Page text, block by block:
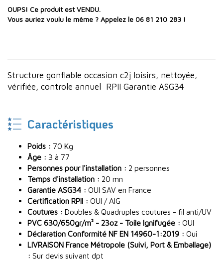
OUPS! Ce produit est VENDU.
Vous auriez voulu le même ? Appelez le 06 81 210 283 !
Structure gonflable occasion c2j loisirs, nettoyée,
vérifiée, controle annuel RPII Garantie ASG34
Caractéristiques
Poids : 70 Kg
Âge : 3 à 77
Personnes pour l'installation : 2 personnes
Temps d'installation : 20 mn
Garantie ASG34 : OUI SAV en France
Certification RPII : OUI / AIG
Coutures : Doubles & Quadruples coutures - fil anti/UV
PVC 630/650gr/m² - 23oz - Toile Ignifugée : OUI
Déclaration Conformité NF EN 14960-1:2019 : Oui
LIVRAISON France Métropole (Suivi, Port & Emballage)
: Sur devis suivant dpt